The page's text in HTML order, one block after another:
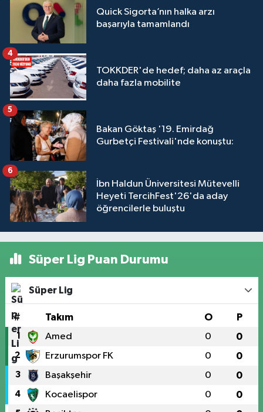
Quick Sigorta’nın halka arzı
başarıyla tamamlandı
TOKKDER'de hedef; daha az araçla
daha fazla mobilite
4
Bakan Göktaş '19. Emirdağ
Gurbetçi Festivali'nde konuştu:
5
İbn Haldun Üniversitesi Mütevelli
Heyeti TercihFest'26'da aday
öğrencilerle buluştu
6
Süper Lig Puan Durumu
Süper Lig
# Takım O P
1 Amed 0 0
2 Erzurumspor FK 0 0
3 Başakşehir 0 0
4 Kocaelispor 0 0